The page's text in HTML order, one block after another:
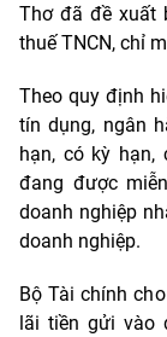
Thơ đã đề xuất
thuế TNCN, chỉ
Theo quy định
tín dụng, ngân
hạn, có kỳ hạn,
đang được
doanh nghiệp
doanh nghiệp.
Bộ Tài chính
lãi tiền gửi vào